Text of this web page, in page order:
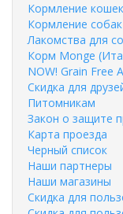
Кормление кошек
Кормление собак
Лакомства для
Корм Monge
NOW! Grain Free
Скидка для
Питомникам
Закон о защите
Карта проезда
Черный список
Наши партнеры
Наши магазины
Скидка для